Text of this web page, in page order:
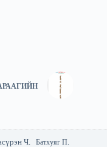
Ч. Батхуяг П.